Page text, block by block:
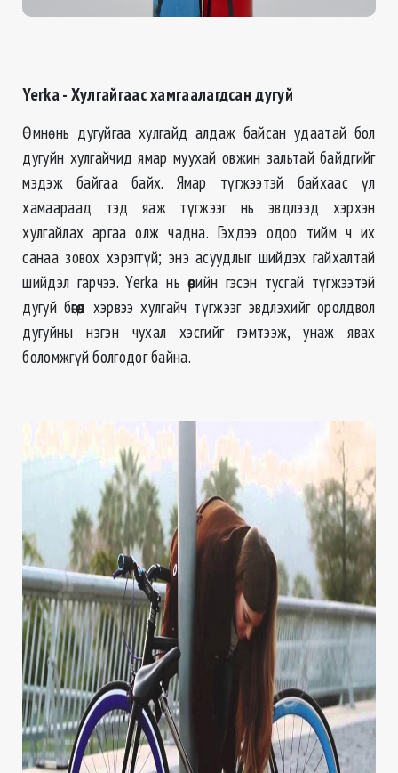
Yerka - Хулгайгаас хамгаалагдсан дугуй
Өмнө нь дугуйгаа хулгайд алдаж байсан удаатай бол
дугуйн хулгайчид ямар муухай овжин зальтай байдгийг
мэдэж байгаа байх. Ямар түгжээтэй байхаас үл
хамаараад тэд яаж түгжээг нь эвдлээд хэрхэн
хулгайлах аргаа олж чадна. Гэхдээ одоо тийм ч их
санаа зовох хэрэггүй; энэ асуудлыг шийдэх гайхалтай
шийдэл гарчээ. Yerka нь өөрийн гэсэн тусгай түгжээтэй
дугуй бөгөөд хэрвээ хулгайч түгжээг эвдлэхийг оролдвол
дугуйны нэгэн чухал хэсгийг гэмтээж, унаж явах
боломжгүй болгодог байна.